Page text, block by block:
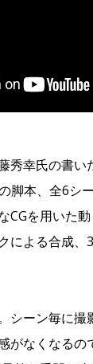
秀幸氏の書い
脚本、全6シ
CGを用いた
による合成、
シーン毎に撮
がなくなるの